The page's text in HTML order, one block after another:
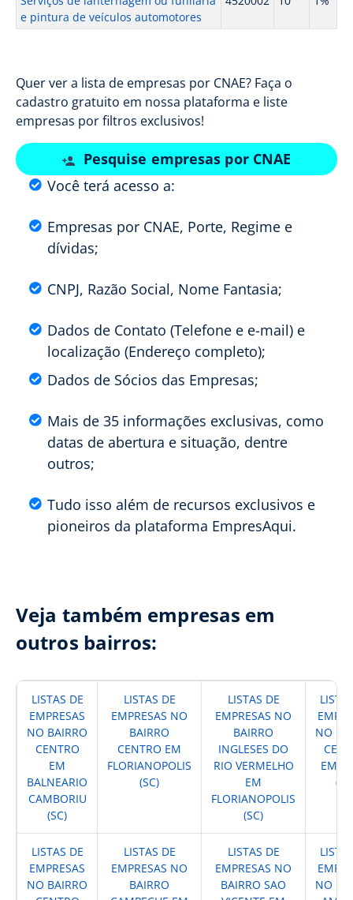
e pintura de veículos automotores
Quer ver a lista de empresas por CNAE? Faça o
cadastro gratuito em nossa plataforma e liste
empresas por filtros exclusivos!
Pesquise empresas por CNAE
Você terá acesso a:
Empresas por CNAE, Porte, Regime e
dívidas;
CNPJ, Razão Social, Nome Fantasia;
Dados de Contato (Telefone e e-mail) e
localização (Endereço completo);
Dados de Sócios das Empresas;
Mais de 35 informações exclusivas, como
datas de abertura e situação, dentre
outros;
Tudo isso além de recursos exclusivos e
pioneiros da plataforma EmpresAqui.
Veja também empresas em
outros bairros:
LISTAS DE
EMPRESAS
NO BAIRRO
CENTRO
EM
BALNEARIO
CAMBORIU
(SC)
LISTAS DE
EMPRESAS NO
BAIRRO
CENTRO EM
FLORIANOPOLIS
(SC)
LISTAS DE
EMPRESAS NO
BAIRRO
INGLESES DO
RIO VERMELHO
EM
FLORIANOPOLIS
(SC)
NO
EM
LISTAS DE
EMPRESAS
NO BAIRRO
LISTAS DE
EMPRESAS NO
BAIRRO
LISTAS DE
EMPRESAS NO
BAIRRO SAO
NO